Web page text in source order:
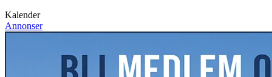
Kalender
Annonser